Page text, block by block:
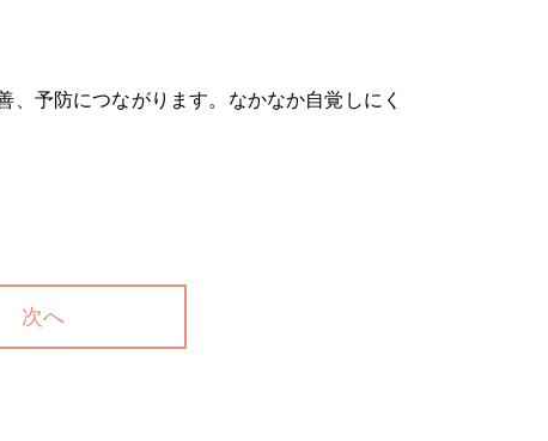
予防につながります。なかなか自覚しにく
次へ